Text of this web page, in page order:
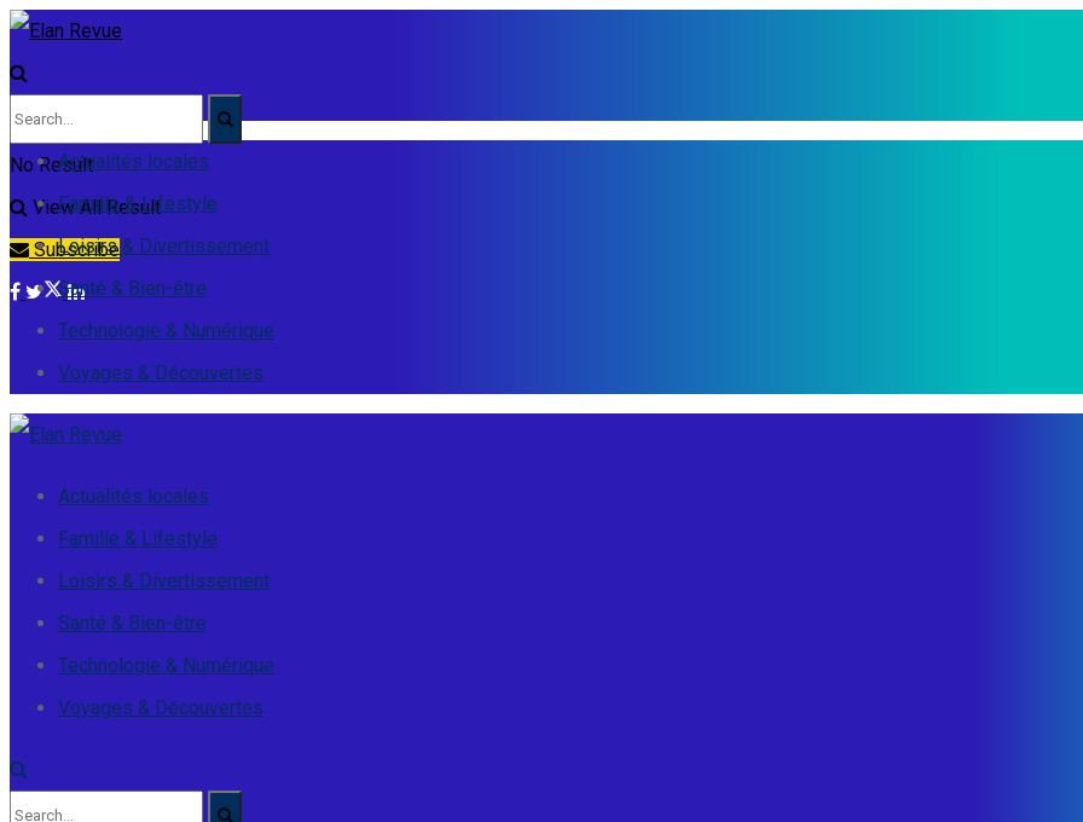
No Result
View All Result
Subscribe
Actualités locales
Famille & Lifestyle
Loisirs & Divertissement
Santé & Bien-être
Technologie & Numérique
Voyages & Découvertes
Actualités locales
Famille & Lifestyle
Loisirs & Divertissement
Santé & Bien-être
Technologie & Numérique
Voyages & Découvertes